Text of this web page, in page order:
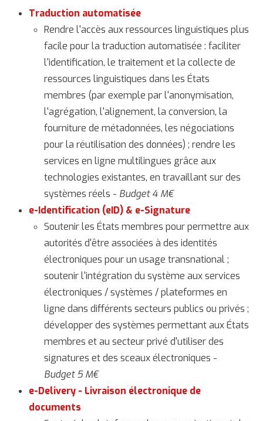
Traduction automatisée
Rendre l'accès aux ressources linguistiques plus
facile pour la traduction automatisée : faciliter
l'identification, le traitement et la collecte de
ressources linguistiques dans les États
membres (par exemple par l'anonymisation,
l'agrégation, l'alignement, la conversion, la
fourniture de métadonnées, les négociations
pour la réutilisation des données) ; rendre les
services en ligne multilingues grâce aux
technologies existantes, en travaillant sur des
systèmes réels - Budget 4 M€
e-Identification (eID) & e-Signature
Soutenir les États membres pour permettre aux
autorités d'être associées à des identités
électroniques pour un usage transnational ;
soutenir l'intégration du système aux services
électroniques / systèmes / plateformes en
ligne dans différents secteurs publics ou privés ;
développer des systèmes permettant aux États
membres et au secteur privé d'utiliser des
signatures et des sceaux électroniques -
Budget 5 M€
e-Delivery - Livraison électronique de
documents